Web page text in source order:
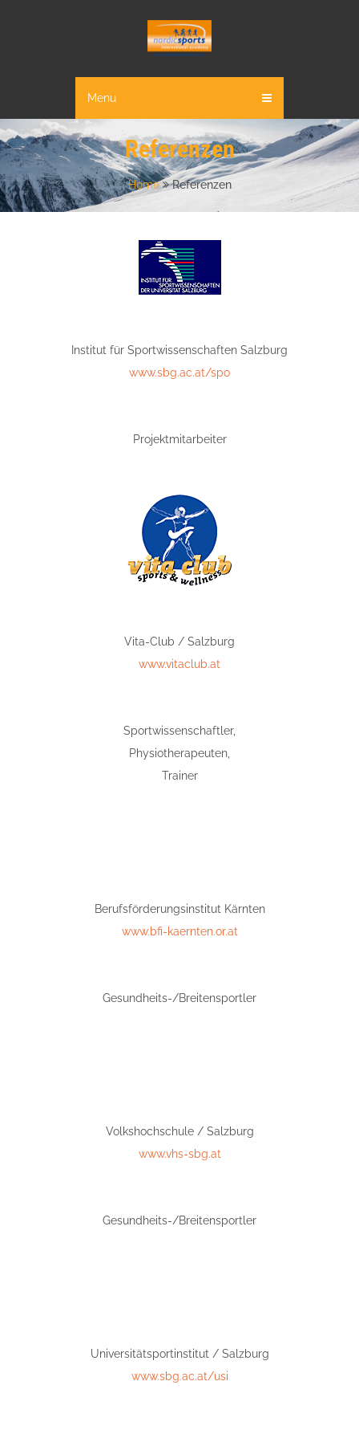
Menu
Referenzen
Home Referenzen
Institut für Sportwissenschaften Salzburg
www.sbg.ac.at/spo
Projektmitarbeiter
Vita-Club / Salzburg
www.vitaclub.at
Sportwissenschaftler,
Physiotherapeuten,
Trainer
Berufsförderungsinstitut Kärnten
www.bfi-kaernten.or.at
Gesundheits-/Breitensportler
Volkshochschule / Salzburg
www.vhs-sbg.at
Gesundheits-/Breitensportler
Universitätsportinstitut / Salzburg
www.sbg.ac.at/usi